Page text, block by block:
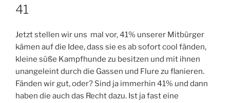
AM
41
Jetzt stellen wir uns mal vor, 41% unserer Mitbürger
kämen auf die Idee, dass sie es ab sofort cool fänden,
kleine süße Kampfhunde zu besitzen und mit ihnen
unangeleint durch die Gassen und Flure zu flanieren.
Fänden wir gut, oder? Sind ja immerhin 41% und dann
haben die auch das Recht dazu. Ist ja fast eine